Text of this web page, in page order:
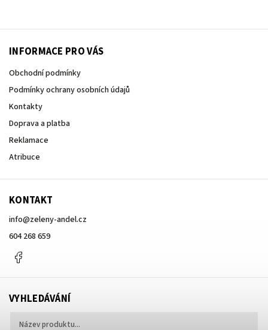
INFORMACE PRO VÁS
Obchodní podmínky
Podmínky ochrany osobních údajů
Kontakty
Doprava a platba
Reklamace
Atribuce
KONTAKT
info@zeleny-andel.cz
604 268 659
VYHLEDÁVÁNÍ